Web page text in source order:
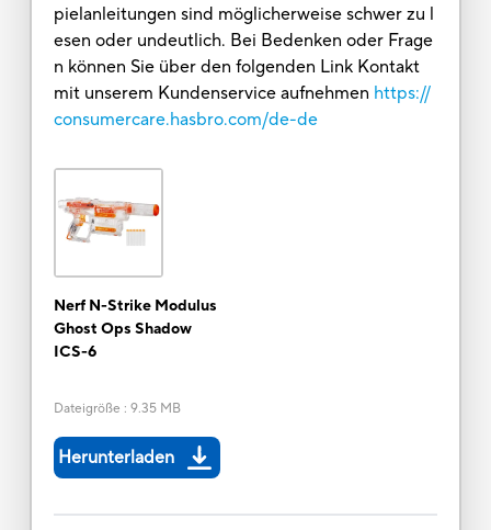
pielanleitungen sind möglicherweise schwer zu l
esen oder undeutlich. Bei Bedenken oder Frage
n können Sie über den folgenden Link Kontakt
mit unserem Kundenservice aufnehmen https://
consumercare.hasbro.com/de-de
Nerf N-Strike Modulus
Ghost Ops Shadow
ICS-6
Dateigröße : 9.35 MB
Herunterladen